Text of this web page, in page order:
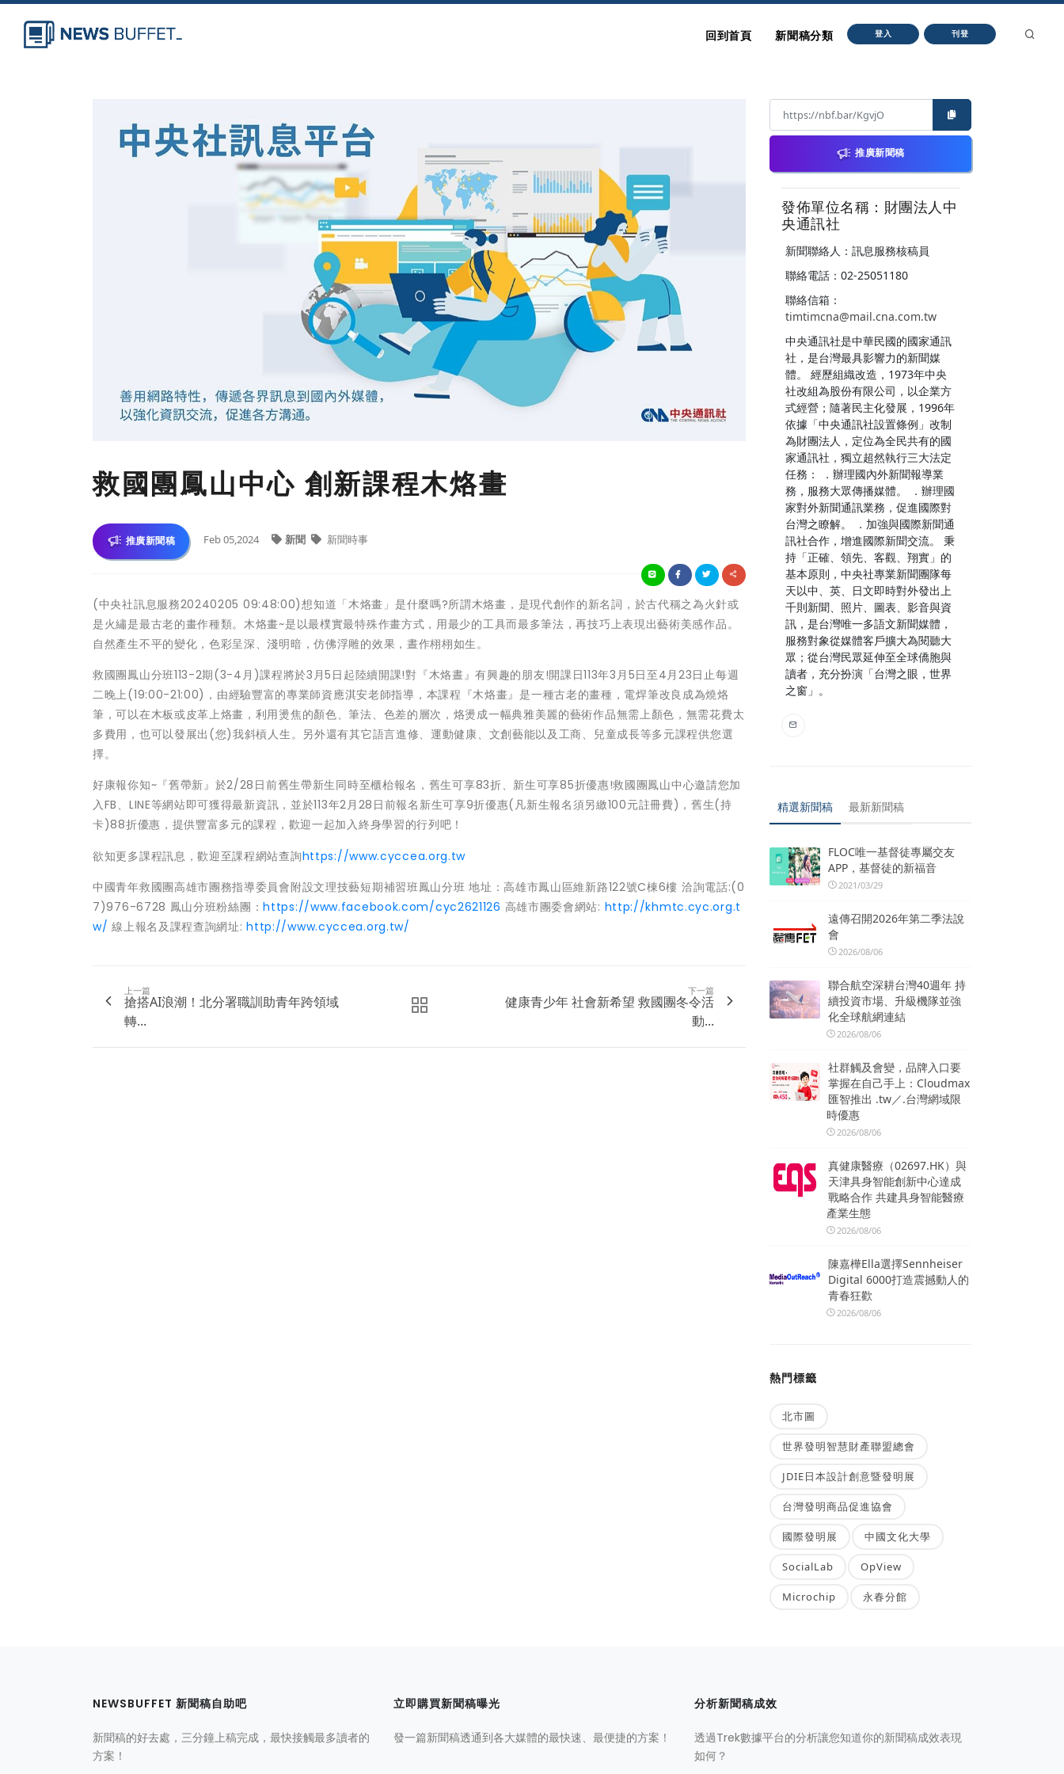
回到首頁 新聞稿分類 登入 刊登
救國團鳳山中心 創新課程木烙畫
推廣新聞稿 Feb 05,2024 新聞 新聞時事
(中央社訊息服務20240205 09:48:00)想知道「木烙畫」是什麼嗎?所謂木烙畫，是現代創作的新名詞，於古代稱之為火針或
是火繡是最古老的畫作種類。木烙畫~是以最樸實最特殊作畫方式，用最少的工具而最多筆法，再技巧上表現出藝術美感作品。
自然產生不平的變化，色彩呈深、淺明暗，仿佛浮雕的效果，晝作栩栩如生。
救國團鳳山分班113-2期(3-4月)課程將於3月5日起陸續開課!對『木烙晝』有興趣的朋友!開課日113年3月5日至4月23日止每週
二晚上(19:00-21:00)，由經驗豐富的專業師資應淇安老師指導，本課程『木烙畫』是一種古老的畫種，電焊筆改良成為燒烙
筆，可以在木板或皮革上烙畫，利用燙焦的顏色、筆法、色差的層次，烙燙成一幅典雅美麗的藝術作品無需上顏色，無需花費太
多費用，也可以發展出(您)我斜槓人生。另外還有其它語言進修、運動健康、文創藝能以及工商、兒童成長等多元課程供您選
擇。
好康報你知~『舊帶新』於2/28日前舊生帶新生同時至櫃枱報名，舊生可享83折、新生可享85折優惠!救國團鳳山中心邀請您加
入FB、LINE等網站即可獲得最新資訊，並於113年2月28日前報名新生可享9折優惠(凡新生報名須另繳100元註冊費)，舊生(持
卡)88折優惠，提供豐富多元的課程，歡迎一起加入終身學習的行列吧！
欲知更多課程訊息，歡迎至課程網站查詢https://www.cyccea.org.tw
中國青年救國團高雄市團務指導委員會附設文理技藝短期補習班鳳山分班 地址：高雄市鳳山區維新路122號C棟6樓 洽詢電話:(0
7)976-6728 鳳山分班粉絲團：https://www.facebook.com/cyc2621126 高雄市團委會網站: http://khmtc.cyc.org.t
w/ 線上報名及課程查詢網址:http://www.cyccea.org.tw/
上一篇
搶搭AI浪潮！北分署職訓助青年跨領域
轉...
下一篇
健康青少年 社會新希望 救國團冬令活
動...
推廣新聞稿
發佈單位名稱：財團法人中
央通訊社
新聞聯絡人：訊息服務核稿員
聯絡電話：02-25051180
聯絡信箱：
timtimcna@mail.cna.com.tw
中央通訊社是中華民國的國家通訊
社，是台灣最具影響力的新聞媒
體。 經歷組織改造，1973年中央
社改組為股份有限公司，以企業方
式經營；隨著民主化發展，1996年
依據「中央通訊社設置條例」改制
為財團法人，定位為全民共有的國
家通訊社，獨立超然執行三大法定
任務： ．辦理國內外新聞報導業
務，服務大眾傳播媒體。 ．辦理國
家對外新聞通訊業務，促進國際對
台灣之瞭解。 ．加強與國際新聞通
訊社合作，增進國際新聞交流。 秉
持「正確、領先、客觀、翔實」的
基本原則，中央社專業新聞團隊每
天以中、英、日文即時對外發出上
千則新聞、照片、圖表、影音與資
訊，是台灣唯一多語文新聞媒體，
服務對象從媒體客戶擴大為閱聽大
眾；從台灣民眾延伸至全球僑胞與
讀者，充分扮演「台灣之眼，世界
之窗」。
精選新聞稿 最新新聞稿
FLOC唯一基督徒專屬交友
APP，基督徒的新福音
2021/03/29
遠傳召開2026年第二季法說
會
2026/08/06
聯合航空深耕台灣40週年 持
續投資市場、升級機隊並強
化全球航網連結
2026/08/06
社群觸及會變，品牌入口要
掌握在自己手上：Cloudmax
匯智推出 .tw／.台灣網域限
時優惠
2026/08/06
真健康醫療（02697.HK）與
天津具身智能創新中心達成
戰略合作 共建具身智能醫療
產業生態
2026/08/06
陳嘉樺Ella選擇Sennheiser
Digital 6000打造震撼動人的
青春狂歡
2026/08/06
熱門標籤
北市圖
世界發明智慧財產聯盟總會
JDIE日本設計創意暨發明展
台灣發明商品促進協會
國際發明展 中國文化大學
SocialLab OpView
Microchip 永春分館
NEWSBUFFET 新聞稿自助吧
新聞稿的好去處，三分鐘上稿完成，最快接觸最多讀者的
方案！
立即購買新聞稿曝光
發一篇新聞稿透通到各大媒體的最快速、最便捷的方案！
分析新聞稿成效
透過Trek數據平台的分析讓您知道你的新聞稿成效表現
如何？